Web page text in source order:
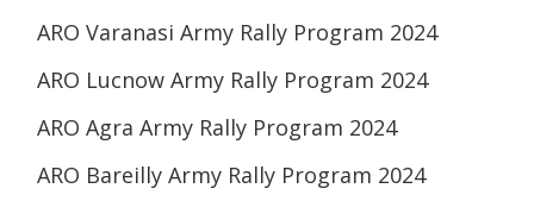
ARO Varanasi Army Rally Program 2024
ARO Lucnow Army Rally Program 2024
ARO Agra Army Rally Program 2024
ARO Bareilly Army Rally Program 2024